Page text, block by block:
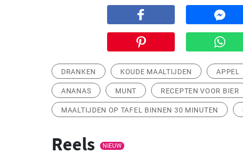
DRANKEN KOUDE MAALTIJDEN APPEL
ANANAS MUNT RECEPTEN VOOR BIER
MAALTIJDEN OP TAFEL BINNEN 30 MINUTEN
Reels NIEUW